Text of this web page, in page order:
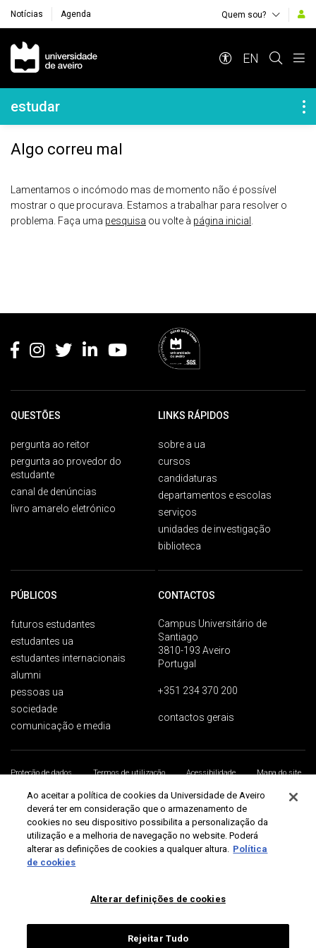
Notícias Agenda Quem sou?
Navegação Principal
EN
Navegação Lateral
estudar
Algo correu mal
Lamentamos o incómodo mas de momento não é possível
mostrar o que procurava. Estamos a trabalhar para resolver o
problema. Faça uma pesquisa ou volte à página inicial
QUESTÕES
pergunta ao reitor
pergunta ao provedor do
estudante
canal de denúncias
livro amarelo eletrónico
LINKS RÁPIDOS
sobre a ua
cursos
candidaturas
departamentos e escolas
serviços
unidades de investigação
biblioteca
PÚBLICOS
futuros estudantes
estudantes ua
estudantes internacionais
alumni
pessoas ua
sociedade
comunicação e media
CONTACTOS
Campus Universitário de
Santiago
3810-193 Aveiro
Portugal
+351 234 370 200
contactos gerais
Proteção de dados Termos de utilização Acessibilidade
Mapa do site
Universidade de Aveiro 2026
Ao aceitar a política de cookies da Universidade de Aveiro
deverá ter em consideração que o armazenamento de
cookies no seu dispositivo possibilita a personalização da
utilização e a melhoria de navegação no website. Poderá
alterar as definições de cookies a qualquer altura. Política
de cookies
Alterar definições de cookies
Rejeitar Tudo